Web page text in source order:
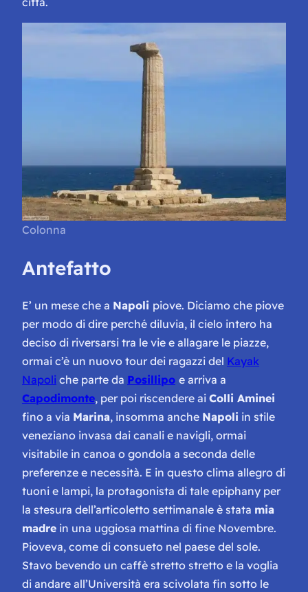
Colonna
Antefatto
E’ un mese che a Napoli piove. Diciamo che piove
per modo di dire perché diluvia, il cielo intero ha
deciso di riversarsi tra le vie e allagare le piazze,
ormai c’è un nuovo tour dei ragazzi del Kayak
Napoli che parte da Posillipo e arriva a
Capodimonte, per poi riscendere ai Colli Aminei
fino a via Marina, insomma anche Napoli in stile
veneziano invasa dai canali e navigli, ormai
visitabile in canoa o gondola a seconda delle
preferenze e necessità. E in questo clima allegro di
tuoni e lampi, la protagonista di tale epiphany per
la stesura dell’articoletto settimanale è stata mia
madre in una uggiosa mattina di fine Novembre.
Pioveva, come di consueto nel paese del sole.
Stavo bevendo un caffè stretto stretto e la voglia
di andare all’Università era scivolata fin sotto le